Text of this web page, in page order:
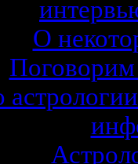
О
Поговорим